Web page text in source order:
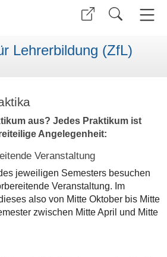
Lehrerbildung (ZfL)
aus? Jedes Praktikum ist
Angelegenheit:
Veranstaltung
jeweiligen Semesters besuchen
Veranstaltung. Im
also von Mitte Oktober bis Mitte
zwischen Mitte April und Mitte